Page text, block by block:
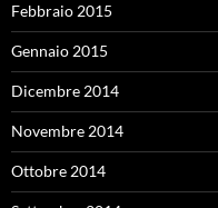
Febbraio 2015
Gennaio 2015
Dicembre 2014
Novembre 2014
Ottobre 2014